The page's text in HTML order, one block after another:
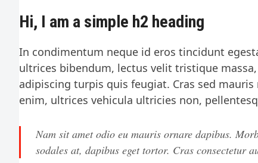
Hi, I am a simple h2 heading
In condimentum neque id eros tincidunt
ultrices bibendum, lectus velit tristique
adipiscing turpis quis feugiat. Cras sed
enim, ultrices vehicula ultricies non,
Nam sit amet odio eu mauris ornare dapibus.
sodales at, dapibus eget tortor. Cras consectetur